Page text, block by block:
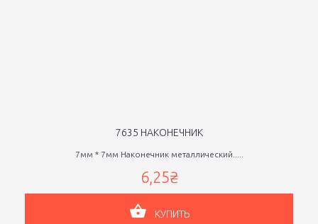
7635 НАКОНЕЧНИК
7мм * 7мм Наконечник металлический.....
6,25₴
КУПИТЬ